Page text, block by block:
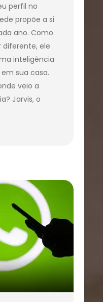
perfil no
propõe a si
ano. Como
diferente, ele
inteligência
sua casa.
veio a
Jarvis, o